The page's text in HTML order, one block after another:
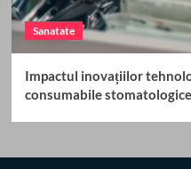
Sanatate
Impactul inovațiilor
consumabile stomatologice